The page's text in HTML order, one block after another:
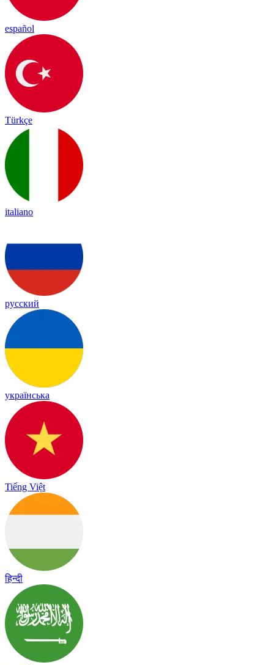
español
Türkçe
italiano
русский
українська
Tiếng Việt
हिन्दी